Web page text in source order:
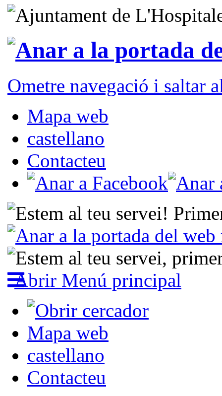
Ometre navegació i saltar
Mapa web
castellano
Contacteu
Abrir Menú principal
Mapa web
castellano
Contacteu